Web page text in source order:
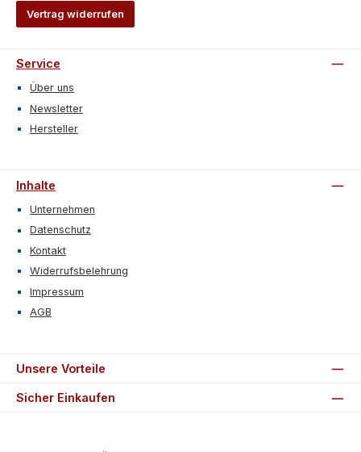
Vertrag widerrufen
Service
Über uns
Newsletter
Hersteller
Inhalte
Unternehmen
Datenschutz
Kontakt
Widerrufsbelehrung
Impressum
AGB
Unsere Vorteile
Sicher Einkaufen